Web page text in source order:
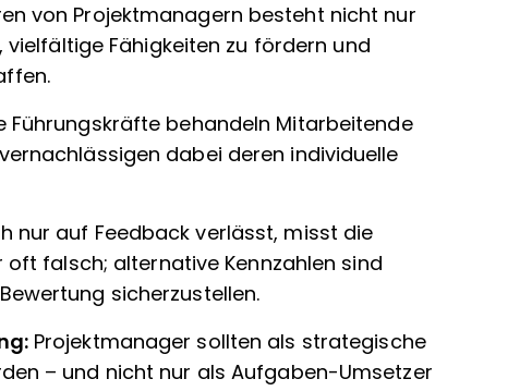
von Projektmanagern besteht nicht nur
Fähigkeiten zu fördern und
Führungskräfte behandeln Mitarbeitende
dabei deren individuelle
nur auf Feedback verlässt, misst die
oft falsch; alternative Kennzahlen sind
sicherzustellen.
Projektmanager sollten als strategische
– und nicht nur als Aufgaben-Umsetzer